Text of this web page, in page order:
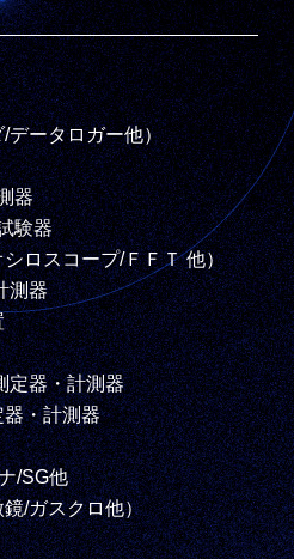
データロガー他）
器
験器
ロスコープ/ＦＦＴ 他）
測器
定器・計測器
・計測器
/SG他
/ガスクロ他）